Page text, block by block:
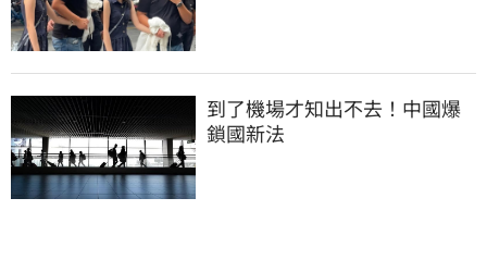
到了機場才知出不去！中國爆
鎖國新法